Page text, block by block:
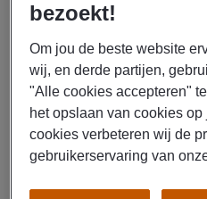
Alsfinancieel-administratief
Controleren, coderen en
Beheren van de
crediteurenadministratie
Voorbereiden van
maandafsluiting
kasstromen
bezoekt!
Om jou de beste website
wij, en derde partijen,
"Alle cookies accepteren"
het opslaan van cookies
cookies verbeteren wij de
gebruikerservaring van